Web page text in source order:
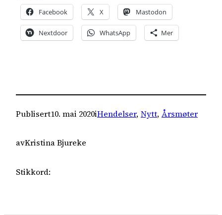
Facebook X Mastodon
Nextdoor WhatsApp Mer
Publisert10. mai 2020iHendelser, Nytt, Årsmøter
avKristina Bjureke
Stikkord: